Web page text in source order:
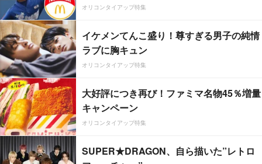
オリコンタイアップ特集
イケメンてんこ盛り！尊すぎる男子の純情
ラブに胸キュン
オリコンタイアップ特集
大好評につき再び！ファミマ名物45％増量
キャンペーン
オリコンタイアップ特集
SUPER★DRAGON、自ら描いた”レトロ